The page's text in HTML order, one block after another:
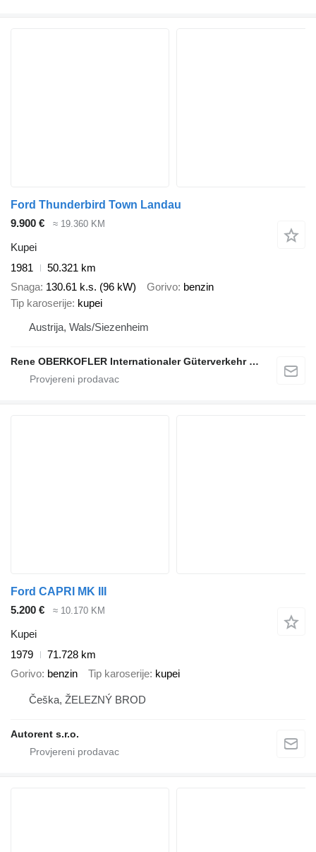
Ford Thunderbird Town Landau
9.900 €
≈ 19.360 KM
Kupei
1981
50.321 km
Snaga 130.61 k.s. (96 kW) Gorivo benzin
Tip karoserije kupei
Austrija, Wals/Siezenheim
Rene OBERKOFLER Internationaler Güterverkehr & Handel
Ford CAPRI MK III
5.200 €
≈ 10.170 KM
Kupei
1979
71.728 km
Gorivo benzin Tip karoserije kupei
Češka, ŽELEZNÝ BROD
Autorent s.r.o.